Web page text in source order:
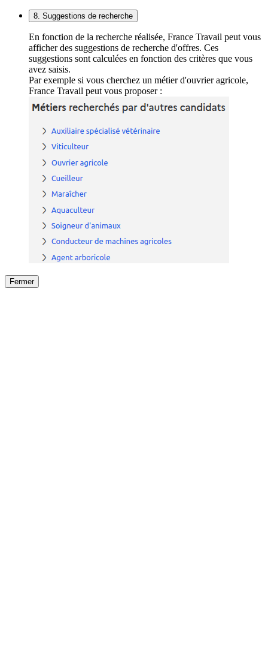
8. Suggestions de recherche
En fonction de la recherche réalisée, France Travail peut vous
afficher des suggestions de recherche d'offres. Ces
suggestions sont calculées en fonction des critères que vous
avez saisis.
Par exemple si vous cherchez un métier d'ouvrier agricole,
France Travail peut vous proposer :
Fermer